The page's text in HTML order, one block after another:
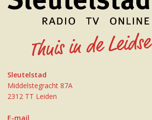
Sleutelstad
Middelstegracht 87A
2312 TT Leiden
E-mail